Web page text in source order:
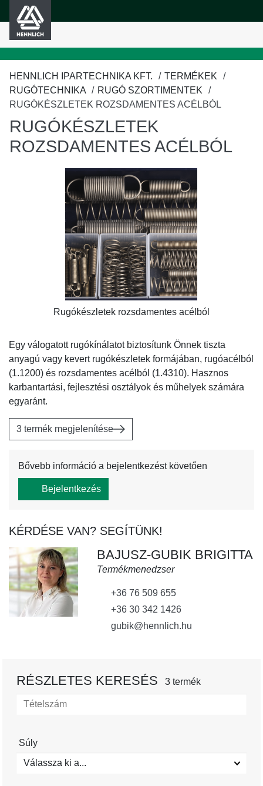
tartalomra
HENNLICH IPARTECHNIKA KFT.
TERMÉKEK
RUGÓTECHNIKA
RUGÓ SZORTIMENTEK
RUGÓKÉSZLETEK ROZSDAMENTES ACÉLBÓL
RUGÓKÉSZLETEK
ROZSDAMENTES ACÉLBÓL
Rugókészletek rozsdamentes acélból
Egy válogatott rugókínálatot biztosítunk Önnek tiszta
anyagú vagy kevert rugókészletek formájában, rugóacélból
(1.1200) és rozsdamentes acélból (1.4310). Hasznos
karbantartási, fejlesztési osztályok és műhelyek számára
egyaránt.
3 termék megjelenítése
Bővebb információ a bejelentkezést követően
Bejelentkezés
KÉRDÉSE VAN? SEGÍTÜNK!
BAJUSZ-GUBIK BRIGITTA
Termékmenedzser
+36 76 509 655
+36 30 342 1426
gubik@hennlich.hu
RÉSZLETES KERESÉS 3 termék
Súly
Válassza ki a...